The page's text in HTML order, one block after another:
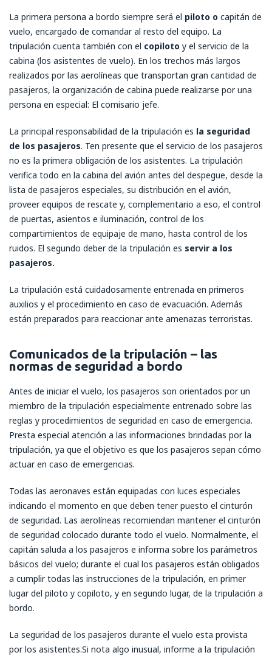
La primera persona a bordo siempre será el piloto o capitán de
vuelo, encargado de comandar al resto del equipo. La
tripulación cuenta también con el copiloto y el servicio de la
cabina (los asistentes de vuelo). En los trechos más largos
realizados por las aerolíneas que transportan gran cantidad de
pasajeros, la organización de cabina puede realizarse por una
persona en especial: El comisario jefe.
La principal responsabilidad de la tripulación es la seguridad
de los pasajeros. Ten presente que el servicio de los pasajeros
no es la primera obligación de los asistentes. La tripulación
verifica todo en la cabina del avión antes del despegue, desde la
lista de pasajeros especiales, su distribución en el avión,
proveer equipos de rescate y, complementario a eso, el control
de puertas, asientos e iluminación, control de los
compartimientos de equipaje de mano, hasta control de los
ruidos. El segundo deber de la tripulación es servir a los
pasajeros.
La tripulación está cuidadosamente entrenada en primeros
auxilios y el procedimiento en caso de evacuación. Además
están preparados para reaccionar ante amenazas terroristas.
Comunicados de la tripulación – las
normas de seguridad a bordo
Antes de iniciar el vuelo, los pasajeros son orientados por un
miembro de la tripulación especialmente entrenado sobre las
reglas y procedimientos de seguridad en caso de emergencia.
Presta especial atención a las informaciones brindadas por la
tripulación, ya que el objetivo es que los pasajeros sepan cómo
actuar en caso de emergencias.
Todas las aeronaves están equipadas con luces especiales
indicando el momento en que deben tener puesto el cinturón
de seguridad. Las aerolíneas recomiendan mantener el cinturón
de seguridad colocado durante todo el vuelo. Normalmente, el
capitán saluda a los pasajeros e informa sobre los parámetros
básicos del vuelo; durante el cual los pasajeros están obligados
a cumplir todas las instrucciones de la tripulación, en primer
lugar del piloto y copiloto, y en segundo lugar, de la tripulación a
bordo.
La seguridad de los pasajeros durante el vuelo esta provista
por los asistentes.Si nota algo inusual, informe a la tripulación